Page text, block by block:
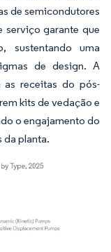
de semicondutores
garante que
sustentando uma
de design. A
as receitas do pós-
kits de vedação e
o engajamento do
planta.